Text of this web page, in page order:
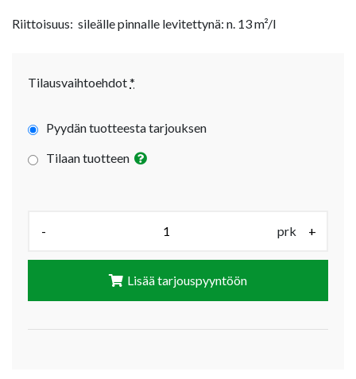
Riittoisuus: sileälle pinnalle levitettynä: n. 13 m²/l
Tilausvaihtoehdot*
Pyydän tuotteesta tarjouksen
Tilaan tuotteen
- prk +
Lisää tarjouspyyntöön